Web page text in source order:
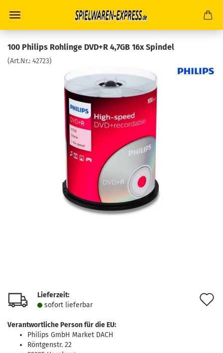
100 Philips Rohlinge DVD+R 4,7GB 16x Spindel
(Art.Nr.: 42723)
Lieferzeit:
sofort lie­fer­bar
Verantwortliche Person für die EU:
Philips GmbH Market DACH
Röntgenstr. 22